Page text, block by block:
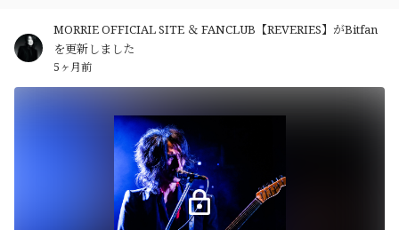
MORRIE OFFICIAL SITE ＆ FANCLUB【REVERIES】がBitfan
を更新しました
5ヶ月前